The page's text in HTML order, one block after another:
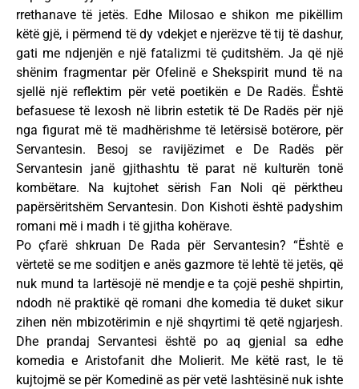
rrethanave të jetës. Edhe Milosao e shikon me pikëllim
këtë gjë, i përmend të dy vdekjet e njerëzve të tij të dashur,
gati me ndjenjën e një fatalizmi të çuditshëm. Ja që një
shënim fragmentar për Ofelinë e Shekspirit mund të na
sjellë një reflektim për vetë poetikën e De Radës. Është
befasuese të lexosh në librin estetik të De Radës për një
nga figurat më të madhërishme të letërsisë botërore, për
Servantesin. Besoj se ravijëzimet e De Radës për
Servantesin janë gjithashtu të parat në kulturën tonë
kombëtare. Na kujtohet sërish Fan Noli që përktheu
papërsëritshëm Servantesin. Don Kishoti është padyshim
romani më i madh i të gjitha kohërave.
Po çfarë shkruan De Rada për Servantesin? “Është e
vërtetë se me soditjen e anës gazmore të lehtë të jetës, që
nuk mund ta lartësojë në mendje e ta çojë peshë shpirtin,
ndodh në praktikë që romani dhe komedia të duket sikur
zihen nën mbizotërimin e një shqyrtimi të qetë ngjarjesh.
Dhe prandaj Servantesi është po aq gjenial sa edhe
komedia e Aristofanit dhe Molierit. Me këtë rast, le të
kujtojmë se për Komedinë as për vetë lashtësinë nuk ishte